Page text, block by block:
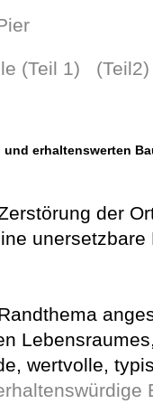
(Teil 1) (Teil2)
erhaltenswerten
der
wertvolle,